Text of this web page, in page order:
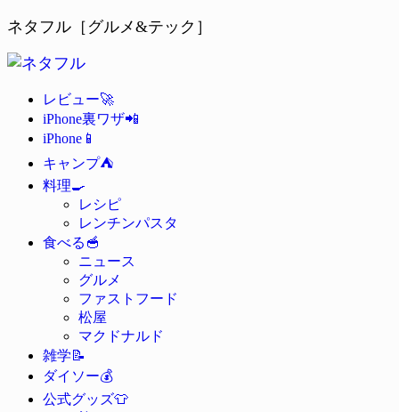
ネタフル［グルメ&テック］
レビュー🚀
iPhone裏ワザ📲
iPhone 📱
キャンプ⛺
料理🍳
レシピ
レンチンパスタ
食べる 🥣
ニュース
グルメ
ファストフード
松屋
マクドナルド
雑学📝
ダイソー💰
公式グッズ👕